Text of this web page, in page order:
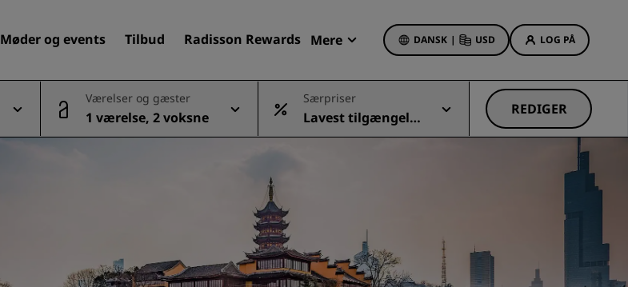
Møder og events Tilbud Radisson Rewards Mere
Mine bookinger
DANSK | USD LOG PÅ
Find dit hotel
Nye og kommende hoteller
Hoteltilbud
Se vores pakker
Værelser og gæster
1 værelse, 2 voksne
Særpriser
Lavest tilgængelig
e pris
REDIGER